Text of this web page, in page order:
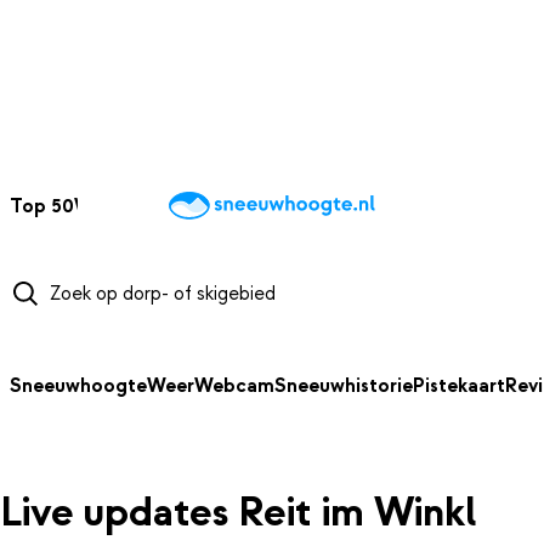
Top 50Webcams WintersportweerKaarten
SneeuwhoogteWeerWebcamSneeuwhistoriePistekaart
Live updates Reit im Winkl